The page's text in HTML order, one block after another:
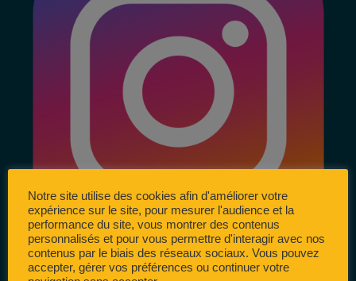
Notre site utilise des cookies afin d'améliorer votre
expérience sur le site, pour mesurer l'audience et la
performance du site, vous montrer des contenus
personnalisés et pour vous permettre d'interagir avec nos
contenus par le biais des réseaux sociaux. Vous pouvez
accepter, gérer vos préférences ou continuer votre